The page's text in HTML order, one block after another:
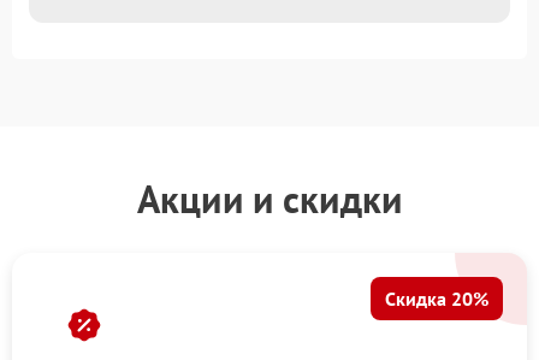
Акции и скидки
Скидка 20%